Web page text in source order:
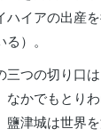
ハイアの出産
る）。
つの切り口は
なかでもとり
鹽津城は世界